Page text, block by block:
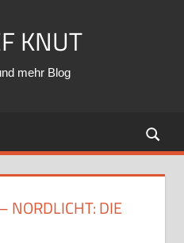
KNUT
mehr Blog
NORDLICHT: DIE